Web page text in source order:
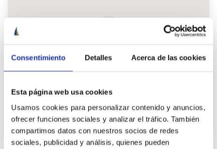
Consentimiento Detalles Acerca de las cookies
Esta página web usa cookies
Usamos cookies para personalizar contenido y anuncios,
ofrecer funciones sociales y analizar el tráfico. También
compartimos datos con nuestros socios de redes
sociales, publicidad y análisis, quienes pueden